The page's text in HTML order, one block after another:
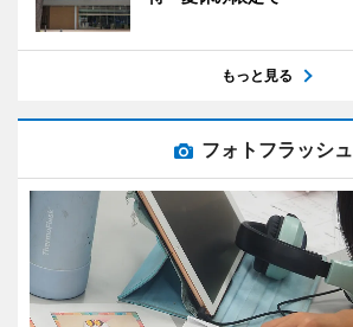
もっと見る
フォトフラッシュ